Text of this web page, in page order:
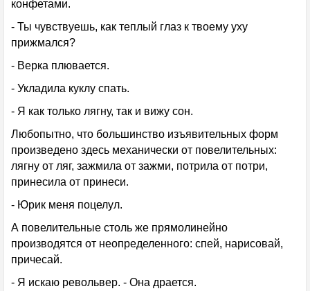
конфетами.
- Ты чувствуешь, как теплый глаз к твоему уху
прижмался?
- Верка плювается.
- Укладила куклу спать.
- Я как только лягну, так и вижу сон.
Любопытно, что большинство изъявительных форм
произведено здесь механически от повелительных:
лягну от ляг, зажмила от зажми, потрила от потри,
принесила от принеси.
- Юрик меня поцелул.
А повелительные столь же прямолинейно
производятся от неопределенного: спей, нарисовай,
причесай.
- Я искаю револьвер. - Она драется.